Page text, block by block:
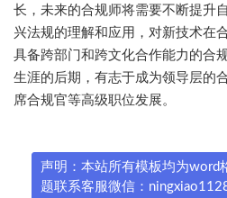
长，未来的合规师将需要不断提升
兴法规的理解和应用，对新技术在
具备跨部门和跨文化合作能力的合
生涯的后期，有志于成为领导层的
席合规官等高级职位发展。
声明：本站所有模板均为word
题联系客服微信：